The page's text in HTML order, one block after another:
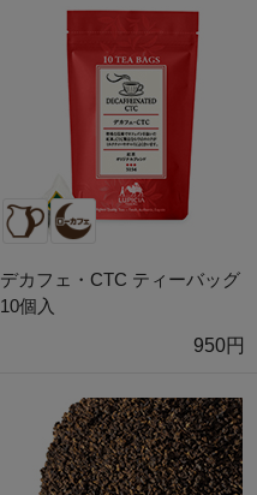
デカフェ・CTC ティーバッグ
10個入
950円